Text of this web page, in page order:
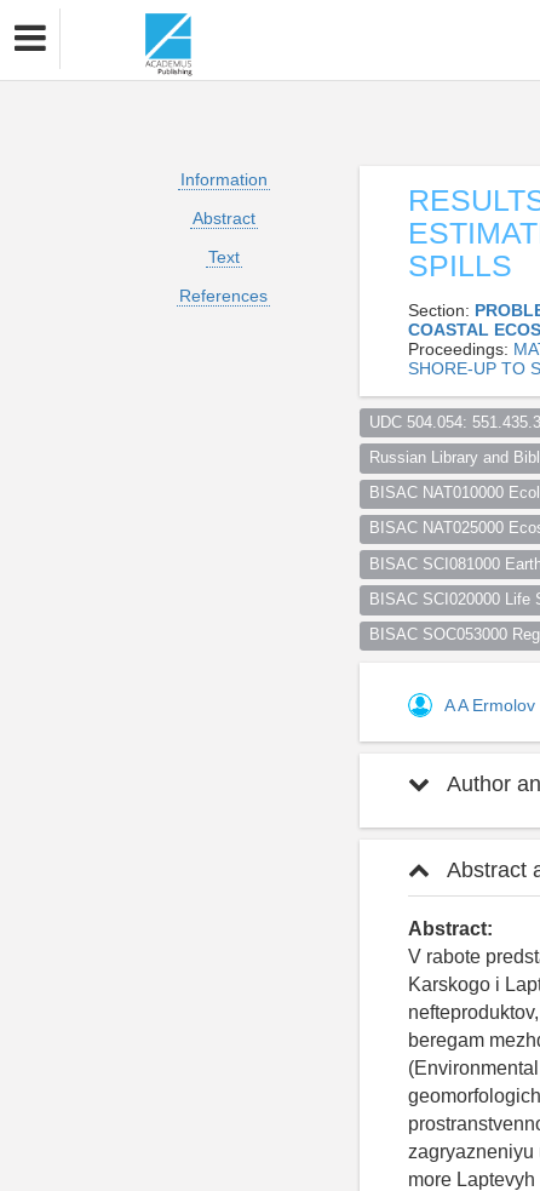
Information
Abstract
Text
References
SPILLS
Section:
COASTAL
Proceedings:
SHORE-UP TO
UDC 504.054:
Russian Library and
BISAC NAT010000
BISAC NAT025000
BISAC SCI081000
BISAC SCI020000 Life
BISAC SOC053000
A A Ermolov
Author
Abstract
Abstract:
V rabote
Karskogo i
beregam
zagryazneniyu
more